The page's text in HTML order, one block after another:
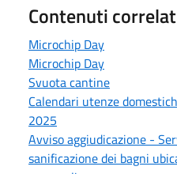
Contenuti
Microchip Day
Microchip Day
Svuota cantine
Calendari utenze
2025
Avviso aggiudicazione -
sanificazione dei bagni